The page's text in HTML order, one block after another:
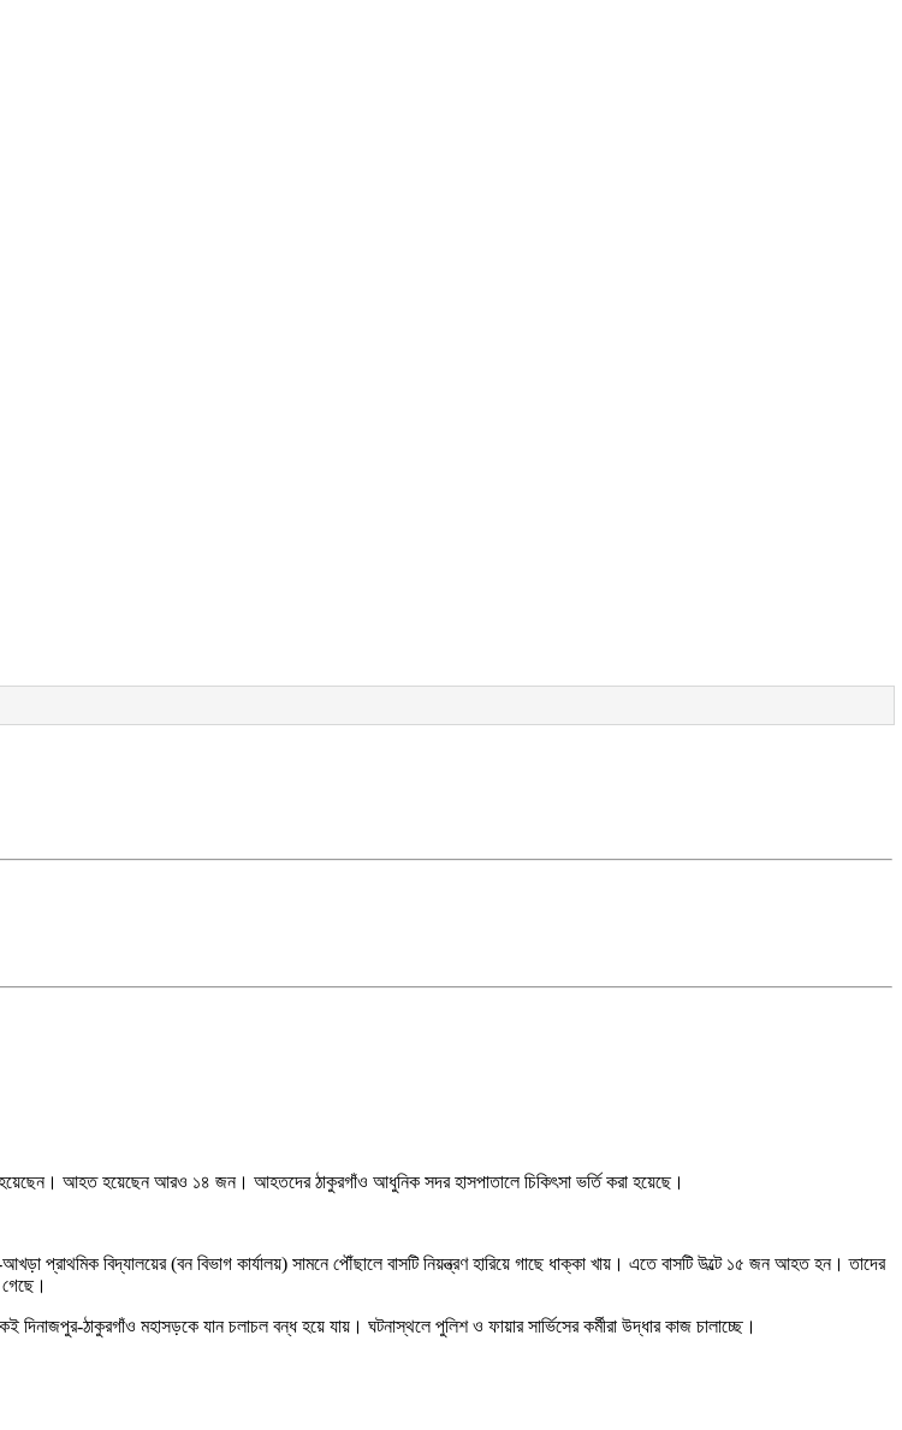
হয়েছেন। আহত হয়েছেন আরও ১৪ জন। আহতদের ঠাকুরগাঁও আধুনিক সদর হাসপাতালে চিকিৎসা ভর্তি করা হয়েছে।
প্রাথমিক বিদ্যালয়ের (বন বিভাগ কার্যালয়) সামনে পৌঁছালে বাসটি নিয়ন্ত্রণ হারিয়ে গাছে ধাক্কা খায়। এতে বাসটি উল্টে ১৫ জন আহত হন। তাদের
ঠাকুরগাঁও মহাসড়কে যান চলাচল বন্ধ হয়ে যায়। ঘটনাস্থলে পুলিশ ও ফায়ার সার্ভিসের কর্মীরা উদ্ধার কাজ চালাচ্ছে।